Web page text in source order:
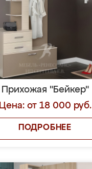
Прихожая "Бейкер"
Цена: от 18 000 руб.
ПОДРОБНЕЕ